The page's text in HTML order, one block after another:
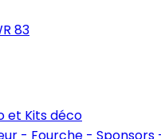
83
et Kits déco